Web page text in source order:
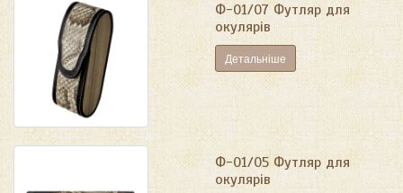
Ф-01/07 Футляр для
окулярів
Детальніше
Ф-01/05 Футляр для
окулярів